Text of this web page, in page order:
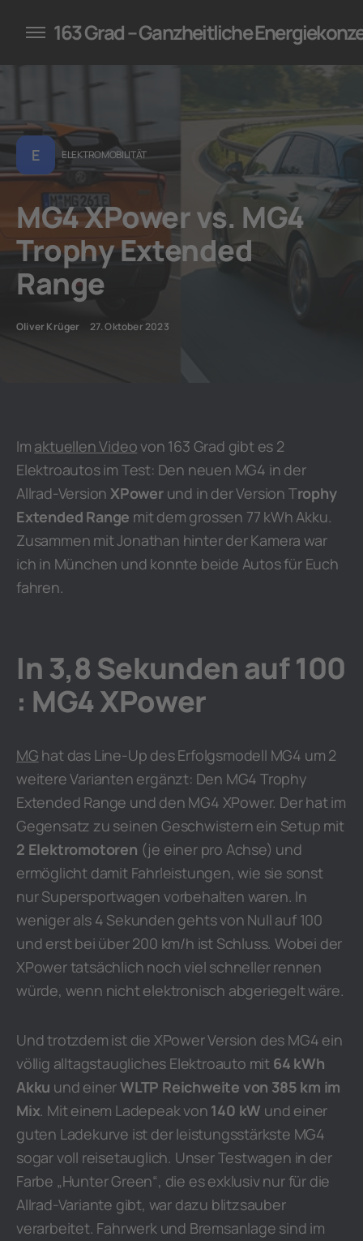
für Unternehmen
163 Grad – Ganzheitliche
E ELEKTROMOBILITÄT
MG4 XPower vs. MG4
Trophy Extended
Range
Oliver Krüger 27. Oktober 2023
Im aktuellen Video von 163 Grad gibt es 2
Elektroautos im Test: Den neuen MG4 in der
Allrad-VersionXPowerund in der Version Trophy
Extended Range mit dem grossen 77 kWh Akku.
Zusammen mit Jonathan hinter der Kamera war
ich in München und konnte beide Autos für Euch
fahren.
In 3,8 Sekunden auf 100
: MG4 XPower
MG hat das Line-Up des Erfolgsmodell MG4 um 2
weitere Varianten ergänzt: Den MG4 Trophy
Extended Range und den MG4 XPower. Der hat im
Gegensatz zu seinen Geschwistern ein Setup mit
2 Elektromotoren (je einer pro Achse) und
ermöglicht damit Fahrleistungen, wie sie sonst
nur Supersportwagen vorbehalten waren. In
weniger als 4 Sekunden gehts von Null auf 100
und erst bei über 200 km/h ist Schluss. Wobei der
XPower tatsächlich noch viel schneller rennen
würde, wenn nicht elektronisch abgeriegelt wäre.
Und trotzdem ist die XPower Version des MG4 ein
völlig alltagstaugliches Elektroauto mit 64 kWh
Akku und einerWLTP Reichweite von 385 km im
Mix. Mit einem Ladepeak von 140 kW und einer
guten Ladekurve ist der leistungsstärkste MG4
sogar voll reisetauglich. Unser Testwagen in der
Farbe „Hunter Green“, die es exklusiv nur für die
Allrad-Variante gibt, war dazu blitzsauber
verarbeitet. Fahrwerk und Bremsanlage sind im